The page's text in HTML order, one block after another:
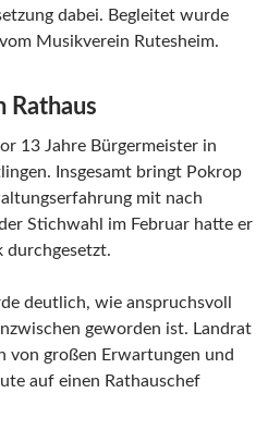
dabei. Begleitet wurde
Musikverein Rutesheim.
Rathaus
13 Jahre Bürgermeister in
Insgesamt bringt Pokrop
mit nach
Stichwahl im Februar hatte er
durchgesetzt.
deutlich, wie anspruchsvoll
geworden ist. Landrat
von großen Erwartungen und
auf einen Rathauschef